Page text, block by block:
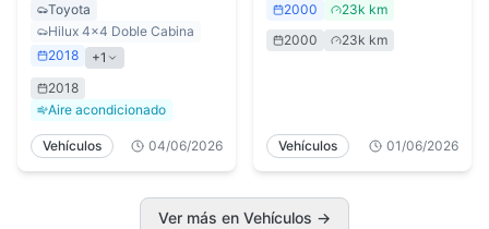
Toyota
Hilux 4x4 Doble Cabina
2018
+1
2018
Aire acondicionado
Vehículos 04/06/2026
2000
23k km
2000
23k km
Vehículos 01/06/2026
Ver más en Vehículos →